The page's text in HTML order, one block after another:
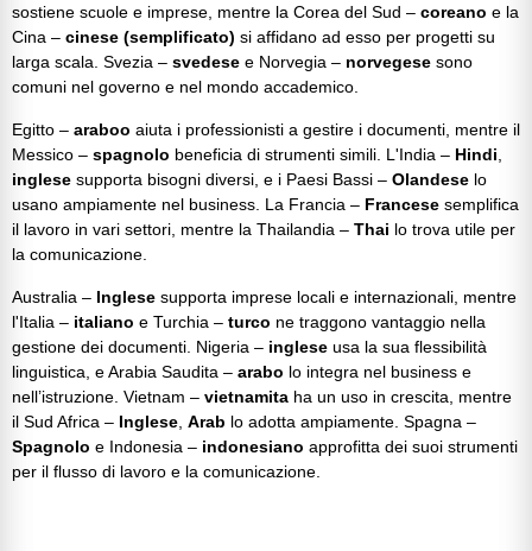
sostiene scuole e imprese, mentre la Corea del Sud – coreano e la
Cina – cinese (semplificato) si affidano ad esso per progetti su
larga scala. Svezia – svedese e Norvegia – norvegese sono
comuni nel governo e nel mondo accademico.
Egitto – araboo aiuta i professionisti a gestire i documenti, mentre il
Messico – spagnolo beneficia di strumenti simili. L'India – Hindi
inglese supporta bisogni diversi, e i Paesi Bassi – Olandese lo
usano ampiamente nel business. La Francia – Francese semplifica
il lavoro in vari settori, mentre la Thailandia – Thai lo trova utile per
la comunicazione.
Australia – Inglese supporta imprese locali e internazionali, mentre
l'Italia – italiano e Turchia – turco ne traggono vantaggio nella
gestione dei documenti. Nigeria – inglese usa la sua flessibilità
linguistica, e Arabia Saudita – arabo lo integra nel business e
nell’istruzione. Vietnam – vietnamita ha un uso in crescita, mentre
il Sud Africa – Inglese Arab lo adotta ampiamente. Spagna –
Spagnolo e Indonesia – indonesiano approfitta dei suoi strumenti
per il flusso di lavoro e la comunicazione.